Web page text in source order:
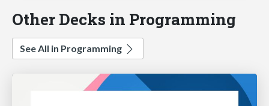
Other Decks in Programming
See All in Programming